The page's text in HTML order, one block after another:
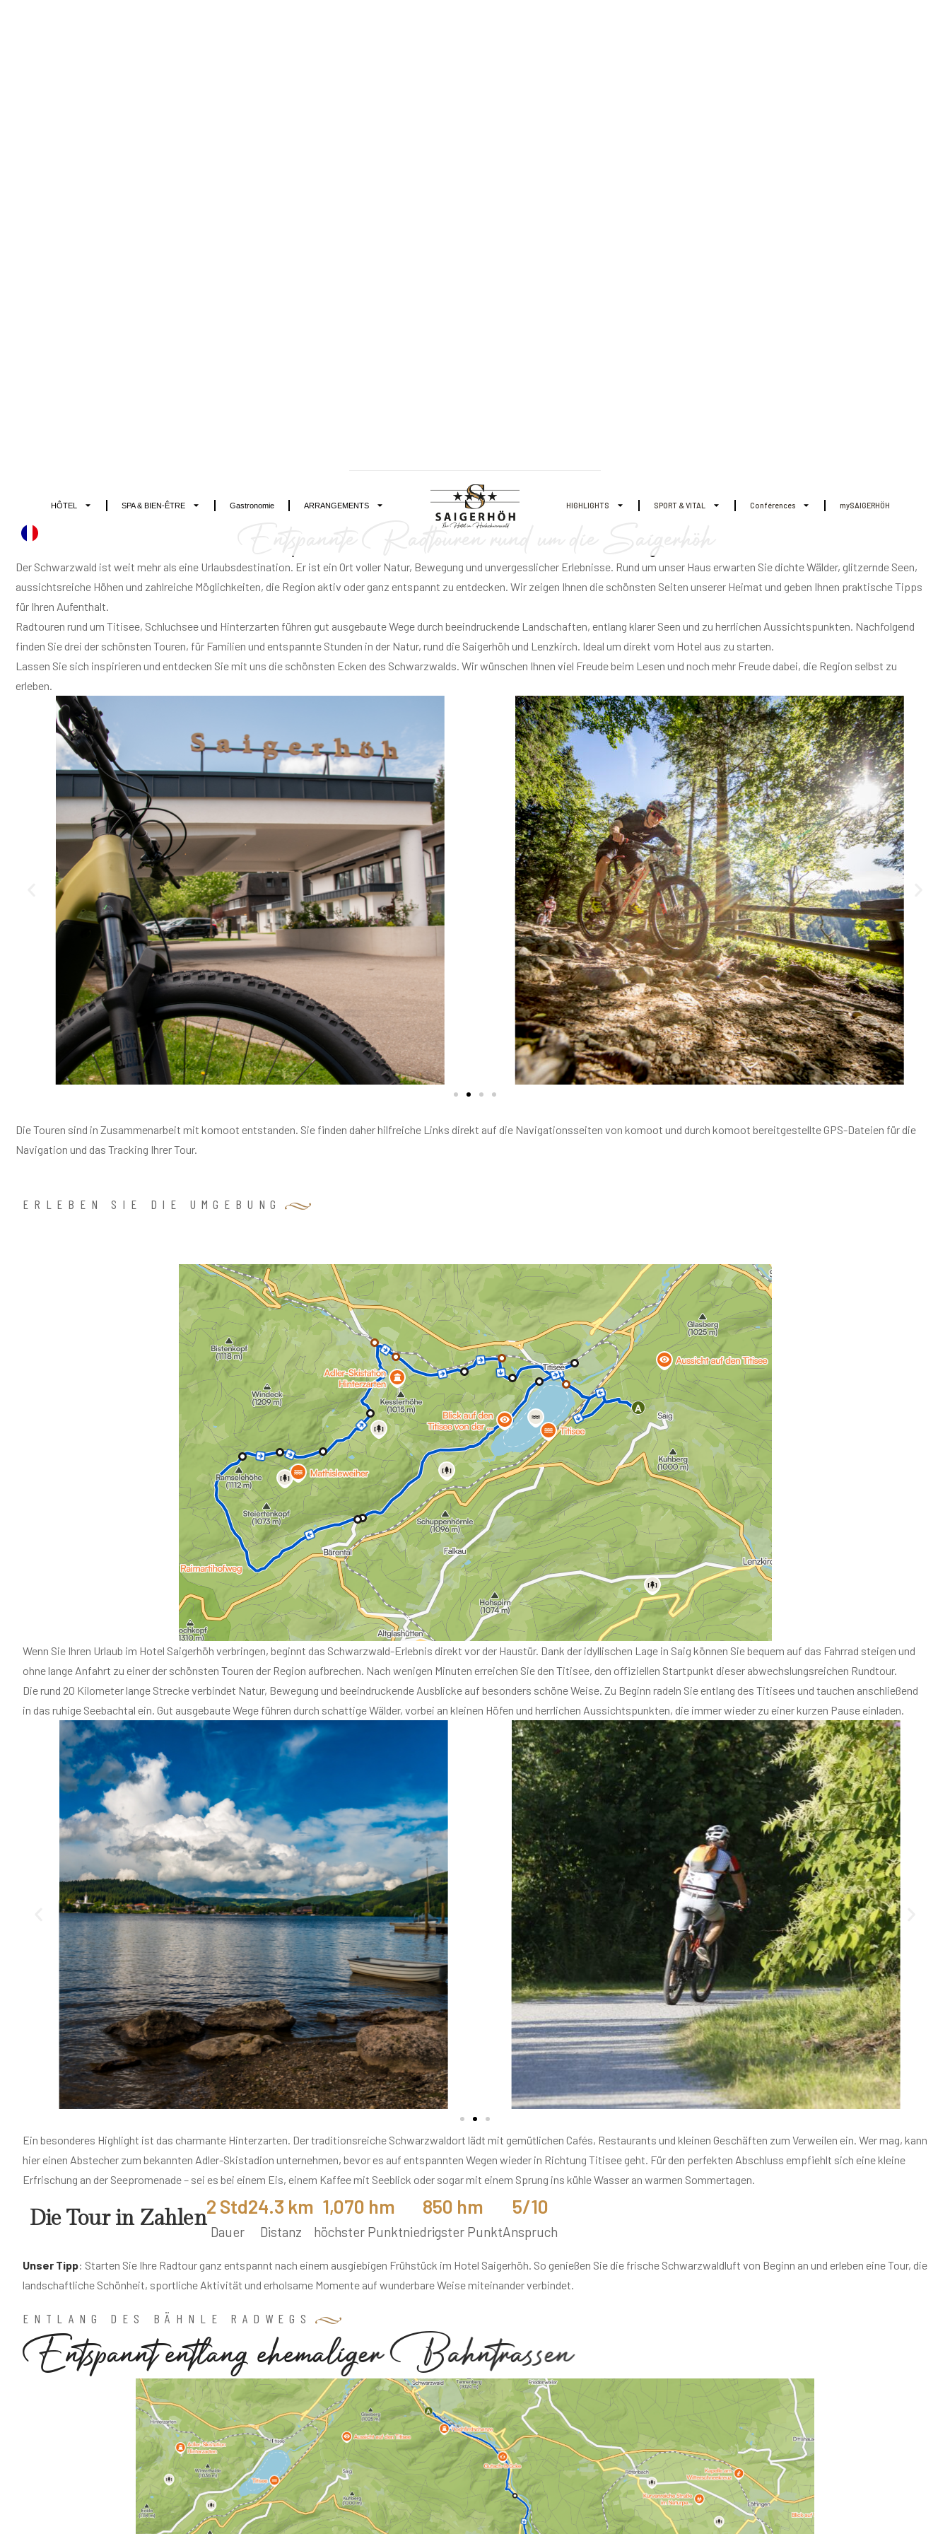
aussichtsreiche Höhen und zahlreiche Möglichkeiten, die Region aktiv oder ganz entspannt zu entdecken. Wir zeigen Ihnen die schönsten Seiten unserer Heimat und geben Ihnen praktische Tipps
für Ihren Aufenthalt.
Radtouren rund um Titisee, Schluchsee und Hinterzarten führen gut ausgebaute Wege durch beeindruckende Landschaften, entlang klarer Seen und zu herrlichen Aussichtspunkten. Nachfolgend
Lassen Sie sich inspirieren und entdecken Sie mit uns die schönsten Ecken des Schwarzwalds. Wir wünschen Ihnen viel Freude beim Lesen und noch mehr Freude dabei, die Region selbst zu
erleben.
Die Touren sind in Zusammenarbeit mit komoot entstanden. Sie finden daher hilfreiche Links direkt auf die Navigationsseiten von komoot und durch komoot bereitgestellte GPS-Dateien für die
Navigation und das Tracking Ihrer Tour.
Wenn Sie Ihren Urlaub im Hotel Saigerhöh verbringen, beginnt das Schwarzwald-Erlebnis direkt vor der Haustür. Dank der idyllischen Lage in Saig können Sie bequem auf das Fahrrad steigen und
ohne lange Anfahrt zu einer der schönsten Touren der Region aufbrechen. Nach wenigen Minuten erreichen Sie den Titisee, den offiziellen Startpunkt dieser abwechslungsreichen Rundtour.
Die rund 20 Kilometer lange Strecke verbindet Natur, Bewegung und beeindruckende Ausblicke auf besonders schöne Weise. Zu Beginn radeln Sie entlang des Titisees und tauchen anschließend
in das ruhige Seebachtal ein. Gut ausgebaute Wege führen durch schattige Wälder, vorbei an kleinen Höfen und herrlichen Aussichtspunkten, die immer wieder zu einer kurzen Pause einladen.
Ein besonderes Highlight ist das charmante Hinterzarten. Der traditionsreiche Schwarzwaldort lädt mit gemütlichen Cafés, Restaurants und kleinen Geschäften zum Verweilen ein. Wer mag, kann
hier einen Abstecher zum bekannten Adler-Skistadion unternehmen, bevor es auf entspannten Wegen wieder in Richtung Titisee geht. Für den perfekten Abschluss empfiehlt sich eine kleine
Erfrischung an der Seepromenade – sei es bei einem Eis, einem Kaffee mit Seeblick oder sogar mit einem Sprung ins kühle Wasser an warmen Sommertagen.
Dauer
2 Std
Distanz
24.3 km
höchster Punkt
1,070 hm
niedrigster Punkt
850 hm
Anspruch
5/10
: Starten Sie Ihre Radtour ganz entspannt nach einem ausgiebigen Frühstück im Hotel Saigerhöh. So genießen Sie die frische Schwarzwaldluft von Beginn an und erleben eine Tour, die
landschaftliche Schönheit, sportliche Aktivität und erholsame Momente auf wunderbare Weise miteinander verbindet.
ENTLANG DES BÄHNLE RADWEGS
Entspanntentlang ehemaliger Bahntrassen